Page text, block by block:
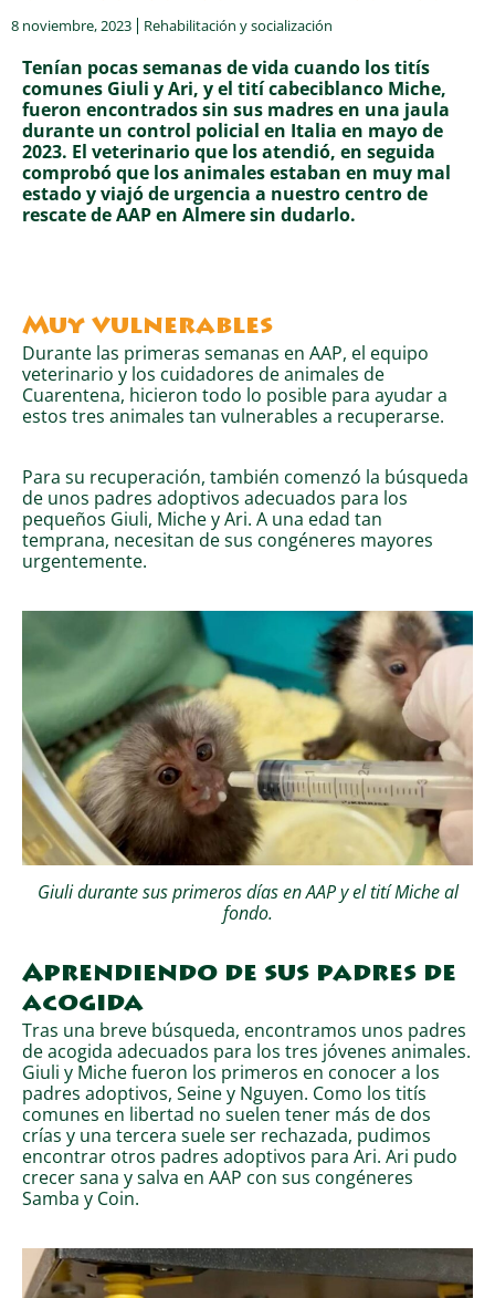
8 noviembre, 2023 Rehabilitación y socialización
Tenían pocas semanas de vida cuando los titís
comunes Giuli y Ari, y el tití cabeciblanco Miche,
fueron encontrados sin sus madres en una jaula
durante un control policial en Italia en mayo de
2023. El veterinario que los atendió, en seguida
comprobó que los animales estaban en muy mal
estado y viajó de urgencia a nuestro centro de
rescate de AAP en Almere sin dudarlo.
Muy vulnerables
Durante las primeras semanas en AAP, el equipo
veterinario y los cuidadores de animales de
Cuarentena, hicieron todo lo posible para ayudar a
estos tres animales tan vulnerables a recuperarse.
Para su recuperación, también comenzó la búsqueda
de unos padres adoptivos adecuados para los
pequeños Giuli, Miche y Ari. A una edad tan
temprana, necesitan de sus congéneres mayores
urgentemente.
Giuli durante sus primeros días en AAP y el tití Miche al
fondo.
Aprendiendo de sus padres de
acogida
Tras una breve búsqueda, encontramos unos padres
de acogida adecuados para los tres jóvenes animales.
Giuli y Miche fueron los primeros en conocer a los
padres adoptivos, Seine y Nguyen. Como los titís
comunes en libertad no suelen tener más de dos
crías y una tercera suele ser rechazada, pudimos
encontrar otros padres adoptivos para Ari. Ari pudo
crecer sana y salva en AAP con sus congéneres
Samba y Coin.